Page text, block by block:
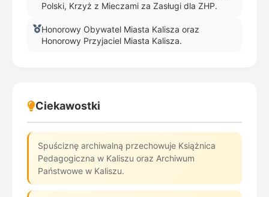
Polski, Krzyż z Mieczami za Zasługi dla ZHP.
Honorowy Obywatel Miasta Kalisza oraz
Honorowy Przyjaciel Miasta Kalisza.
Ciekawostki
Spuściznę archiwalną przechowuje Książnica
Pedagogiczna w Kaliszu oraz Archiwum
Państwowe w Kaliszu.